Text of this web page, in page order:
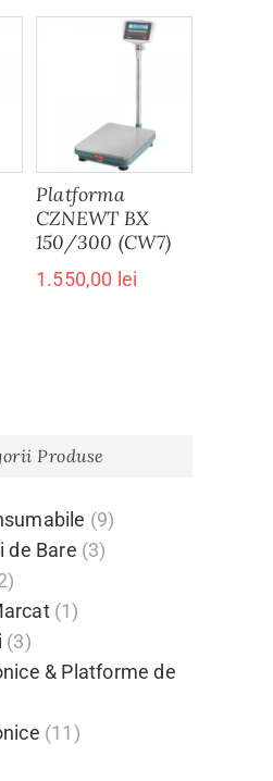
Platforma
CZNEWT BX
150/300 (CW7)
1.550,00 lei
Produse
(9)
de Bare (3)
(1)
(3)
& Platforme de
(11)